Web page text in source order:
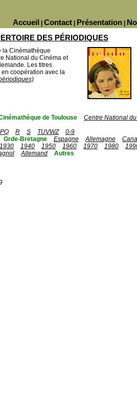
Présentation
Contact
Accueil
DES PÉRIODIQUES
la Cinémathèque
National du Cinéma et
Les titres
coopération avec la
de Toulouse
Centre National
PQ R S TUVWZ
0-9
Grde-Bretagne Espagne Allemagne
1930 1940 1950 1960 1970 1980
Allemand
Autres